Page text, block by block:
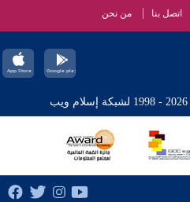
اتصل بنا من نحن